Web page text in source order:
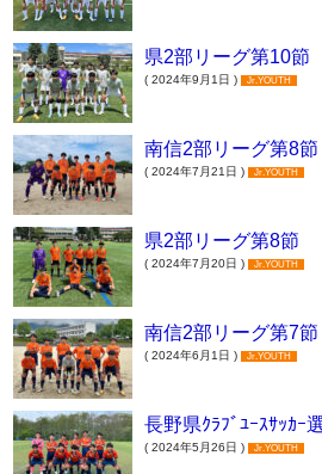
県2部リーグ第10節
( 2024年9月1日 ) Jr.YOUTH
南信2部リーグ第8節
( 2024年7月21日 ) Jr.YOUTH
県2部リーグ第8節
( 2024年7月20日 ) Jr.YOUTH
南信2部リーグ第7節
( 2024年6月1日 ) Jr.YOUTH
長野県ｸﾗﾌﾞﾕｰｽｻｯｶｰ
( 2024年5月26日 ) Jr.YOUTH